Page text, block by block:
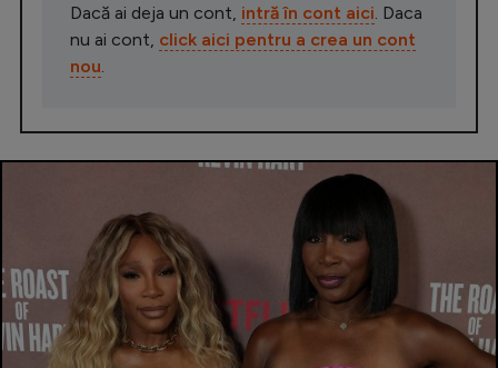
Dacă ai deja un cont, intră în cont aici . Daca
nu ai cont, click aici pentru a crea un cont
nou